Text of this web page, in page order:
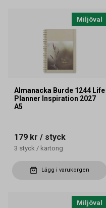
Miljöval
Almanacka Burde 1244 Life
Planner Inspiration 2027
A5
179 kr / styck
3 styck / kartong
Lägg i varukorgen
Miljöval